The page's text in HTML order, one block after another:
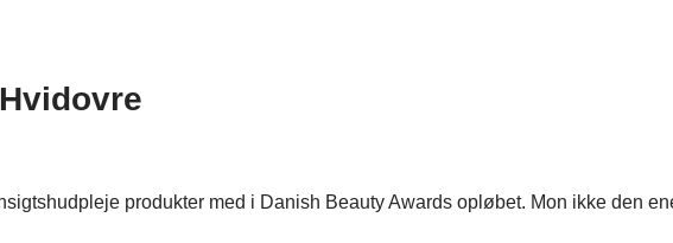
produkter med i Danish Beauty Awards opløbet. Mon ikke den